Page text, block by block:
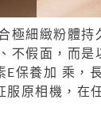
極細緻粉體
不假面，而是
E保養加 乘，
服原相機，在